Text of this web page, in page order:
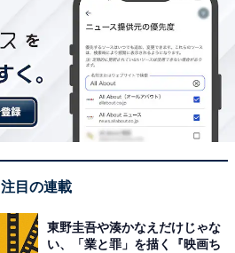
注目の連載
東野圭吾や湊かなえだけじゃな
い、「業と罪」を描く『映画ち